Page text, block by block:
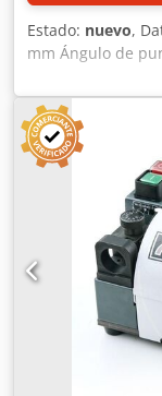
Estado: nuevo,
mm Ángulo de
disco de
del motor: 0,25
ancho x alto),
Ideal para el
HSS/carburo -
gracias al
ajustable de 90°
compacto, con
portabrocas
almacenamiento
para un
trabajo y para
Dispositivo para
broca, con el fin